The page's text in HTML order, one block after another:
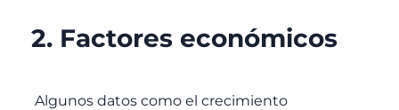
2. Factores económicos
Algunos datos como el crecimiento